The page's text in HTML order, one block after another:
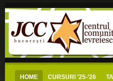
centrul
jcc bucuresti – centrul comunitar
HOME CURSURI ’25-’26